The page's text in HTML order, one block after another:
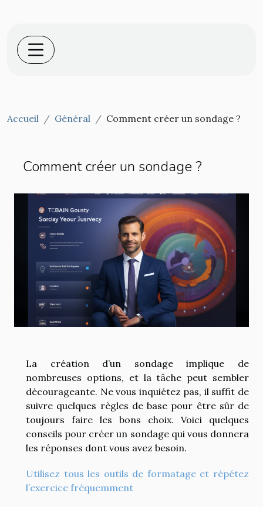
Accueil Général Comment créer un sondage ?
Comment créer un sondage ?
La création d’un sondage implique de
nombreuses options, et la tâche peut sembler
décourageante. Ne vous inquiétez pas, il suffit de
suivre quelques règles de base pour être sûr de
toujours faire les bons choix. Voici quelques
conseils pour créer un sondage qui vous donnera
les réponses dont vous avez besoin.
Utilisez tous les outils de formatage et répétez
l’exercice fréquemment